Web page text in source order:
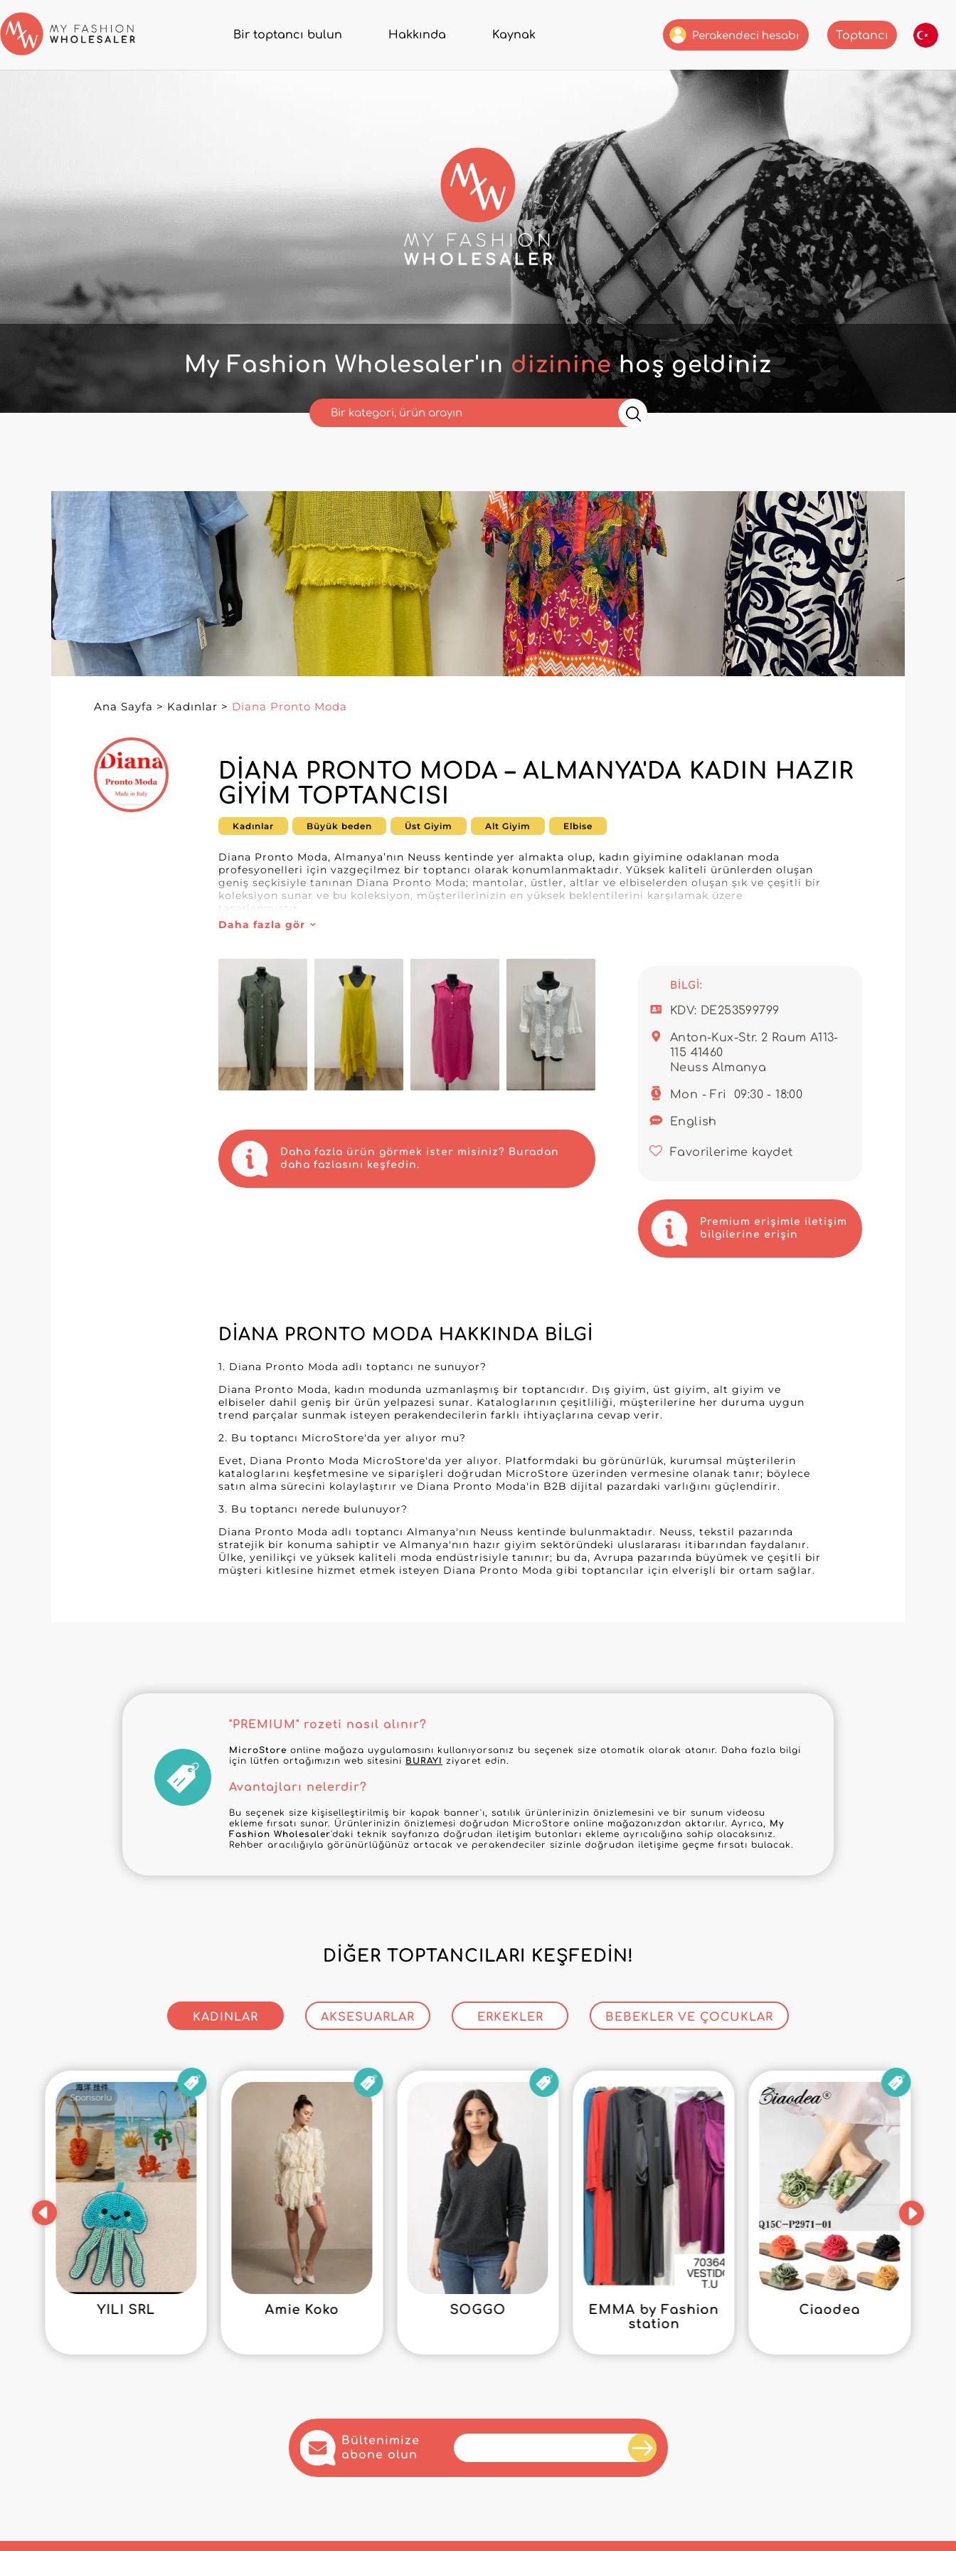
Bir toptancı bulun Hakkında Kaynak Perakendeci hesabı Toptancı
My Fashion Wholesaler'ın dizininehoş geldiniz
Ana Sayfa > Kadınlar > Diana Pronto Moda
DIANA PRONTO MODA – ALMANYA'DA KADIN HAZIR
GIYIM TOPTANCISI
Kadınlar Büyük beden Üst Giyim Alt Giyim Elbise
Diana Pronto Moda, Almanya’nın Neuss kentinde yer almakta olup, kadın giyimine odaklanan moda
profesyonelleri için vazgeçilmez bir toptancı olarak konumlanmaktadır. Yüksek kaliteli ürünlerden oluşan
geniş seçkisiyle tanınan Diana Pronto Moda; mantolar, üstler, altlar ve elbiselerden oluşan şık ve çeşitli bir
koleksiyon sunar ve bu koleksiyon, müşterilerinizin en yüksek beklentilerini karşılamak üzere
tasarlanmıştır.
Diana Pronto Moda ile çalışmayı seçtiğinizde, B2B pazarının özel ihtiyaçlarını anlayan güvenilir ve özverili
ürünler sunma konusundaki kararlılığıyla ayrışır. İster fiziksel bir mağaza ister online bir butik yönetin,
Diana Pronto Moda, dikkat çeken ve satın alma isteği uyandıran ürünlerle ürün yelpazenizi
zenginleştirmenize yardımcı olur.
Diana Pronto Moda'nin bir diğer önemli avantajı, sipariş yönetimini basit ve verimli hale getiren
MicroStore kullanımında yatar. Bu araç sayesinde tedarik koordinasyonunuz çocuk oyuncağına dönüşür,
lojistik akışınız optimize edilir ve operasyonel verimliliğiniz artar.
Diana Pronto Moda, baştan sona sorunsuz bir deneyim garantileyen kusursuz müşteri hizmeti sunmayı
taahhüt eder. Ürün bulunurluğuna dair güvence ve hızlı teslimat süreleri, kritik iş fırsatlarını asla
kaçırmamanızı sağlar.
Özetle, Diana Pronto Moda'ye güvenmek; kaliteyi, inovasyonu ve hizmeti bir araya getiren bir toptancıyı
seçmek demektir ve bu da işletmenizin rekabetçi bir pazarda büyümesini sağlar. Bu çekici koleksiyonları
benimseyerek kataloğunuza yeni bir görünüm kazandırın ve profesyonel ortaklarının başarısını önemseyen
kadın hazır giyim liderinin uzmanlığından yararlanın.
Daha fazla gör
Daha fazla ürün görmek ister misiniz? Buradan
daha fazlasını keşfedin.
BILGI:
KDV: DE253599799
Anton-Kux-Str. 2 Raum A113-
115 41460
Neuss Almanya
Mon - Fri 09:30 - 18:00
English
Favorilerime kaydet
Premium erişimle iletişim
bilgilerine erişin
DIANA PRONTO MODA HAKKINDA BILGI
1. Diana Pronto Moda adlı toptancı ne sunuyor?
Diana Pronto Moda, kadın modunda uzmanlaşmış bir toptancıdır. Dış giyim, üst giyim, alt giyim ve
elbiseler dahil geniş bir ürün yelpazesi sunar. Kataloglarının çeşitliliği, müşterilerine her duruma uygun
trend parçalar sunmak isteyen perakendecilerin farklı ihtiyaçlarına cevap verir.
2. Bu toptancı MicroStore'da yer alıyor mu?
Evet, Diana Pronto Moda MicroStore'da yer alıyor. Platformdaki bu görünürlük, kurumsal müşterilerin
kataloglarını keşfetmesine ve siparişleri doğrudan MicroStore üzerinden vermesine olanak tanır; böylece
satın alma sürecini kolaylaştırır ve Diana Pronto Moda'in B2B dijital pazardaki varlığını güçlendirir.
3. Bu toptancı nerede bulunuyor?
Diana Pronto Moda adlı toptancı Almanya'nın Neuss kentinde bulunmaktadır. Neuss, tekstil pazarında
stratejik bir konuma sahiptir ve Almanya'nın hazır giyim sektöründeki uluslararası itibarından faydalanır.
Ülke, yenilikçi ve yüksek kaliteli moda endüstrisiyle tanınır; bu da, Avrupa pazarında büyümek ve çeşitli bir
müşteri kitlesine hizmet etmek isteyen Diana Pronto Moda gibi toptancılar için elverişli bir ortam sağlar.
"PREMIUM" rozeti nasıl alınır?
MicroStore online mağaza uygulamasını kullanıyorsanız bu seçenek size otomatik olarak atanır. Daha fazla bilgi
için lütfen ortağımızın web sitesini BURAYI ziyaret edin.
Avantajları nelerdir?
Bu seçenek size kişiselleştirilmiş bir kapak banner'ı, satılık ürünlerinizin önizlemesini ve bir sunum videosu
ekleme fırsatı sunar. Ürünlerinizin önizlemesi doğrudan MicroStore online mağazanızdan aktarılır. Ayrıca, My
Fashion Wholesaler'daki teknik sayfanıza doğrudan iletişim butonları ekleme ayrıcalığına sahip olacaksınız.
Rehber aracılığıyla görünürlüğünüz artacak ve perakendeciler sizinle doğrudan iletişime geçme fırsatı bulacak.
DIĞER TOPTANCILARI KEŞFEDIN!
KADINLAR AKSESUARLAR ERKEKLER BEBEKLER VE ÇOCUKLAR
Sponsorlu
YILI SRL Amie Koko SOGGO
EMMA by Fashion
station
Ciaodea
Bültenimize
abone olun